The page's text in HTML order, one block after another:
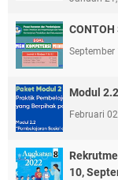
CONTOH
September
Modul
Februari
10,